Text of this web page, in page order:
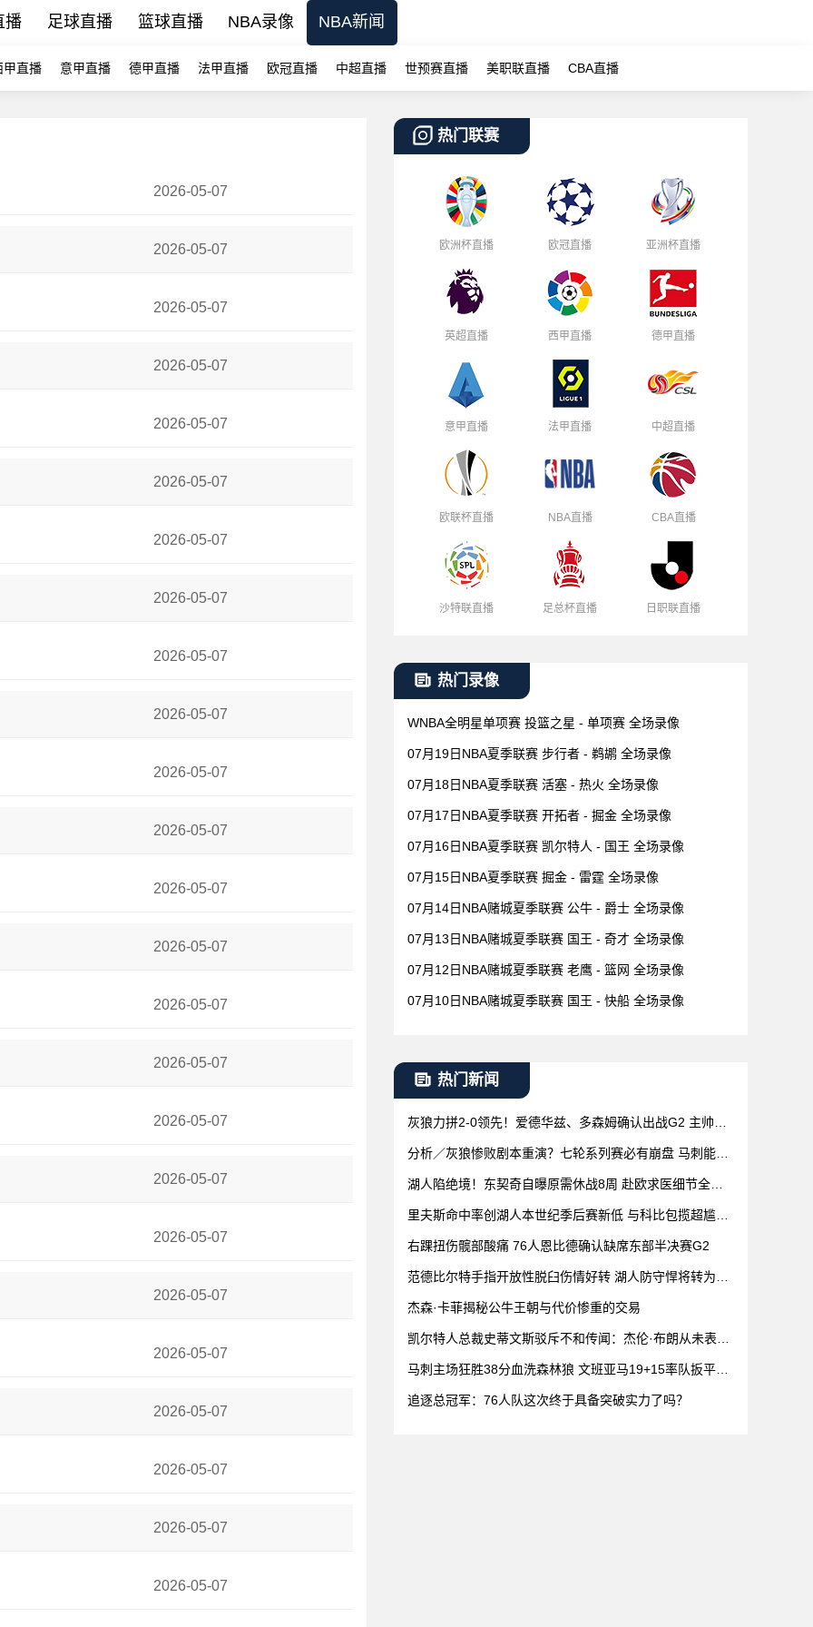
播 足球直播 篮球直播 NBA录像 NBA新闻
甲直播 意甲直播 德甲直播 法甲直播 欧冠直播 中超直播 世预赛直播 美职联直播 CBA直播
2026-05-07
2026-05-07
2026-05-07
2026-05-07
2026-05-07
2026-05-07
2026-05-07
2026-05-07
2026-05-07
2026-05-07
2026-05-07
2026-05-07
2026-05-07
2026-05-07
2026-05-07
2026-05-07
2026-05-07
2026-05-07
2026-05-07
2026-05-07
2026-05-07
2026-05-07
2026-05-07
2026-05-07
2026-05-07
热门联赛
欧洲杯直播 欧冠直播 亚洲杯直播
英超直播 西甲直播 德甲直播
意甲直播 法甲直播 中超直播
欧联杯直播 NBA直播 CBA直播
沙特联直播 足总杯直播 日职联直播
热门录像
WNBA全明星单项赛 投篮之星 - 单项赛 全场录像
07月19日NBA夏季联赛 步行者 - 鹈鹕 全场录像
07月18日NBA夏季联赛 活塞 - 热火 全场录像
07月17日NBA夏季联赛 开拓者 - 掘金 全场录像
07月16日NBA夏季联赛 凯尔特人 - 国王 全场录像
07月15日NBA夏季联赛 掘金 - 雷霆 全场录像
07月14日NBA赌城夏季联赛 公牛 - 爵士 全场录像
07月13日NBA赌城夏季联赛 国王 - 奇才 全场录像
07月12日NBA赌城夏季联赛 老鹰 - 篮网 全场录像
07月10日NBA赌城夏季联赛 国王 - 快船 全场录像
热门新闻
灰狼力拼2-0领先！爱德华兹、多森姆确认出战G2 主帅承
分析／灰狼惨败剧本重演？七轮系列赛必有崩盘 马刺能否
湖人陷绝境！东契奇自曝原需休战8周 赴欧求医细节全披
里夫斯命中率创湖人本世纪季后赛新低 与科比包揽超尴尬
右踝扭伤髋部酸痛 76人恩比德确认缺席东部半决赛G2
范德比尔特手指开放性脱臼伤情好转 湖人防守悍将转为每
杰森·卡菲揭秘公牛王朝与代价惨重的交易
凯尔特人总裁史蒂文斯驳斥不和传闻：杰伦·布朗从未表达
马刺主场狂胜38分血洗森林狼 文班亚马19+15率队扳平系
追逐总冠军：76人队这次终于具备突破实力了吗？